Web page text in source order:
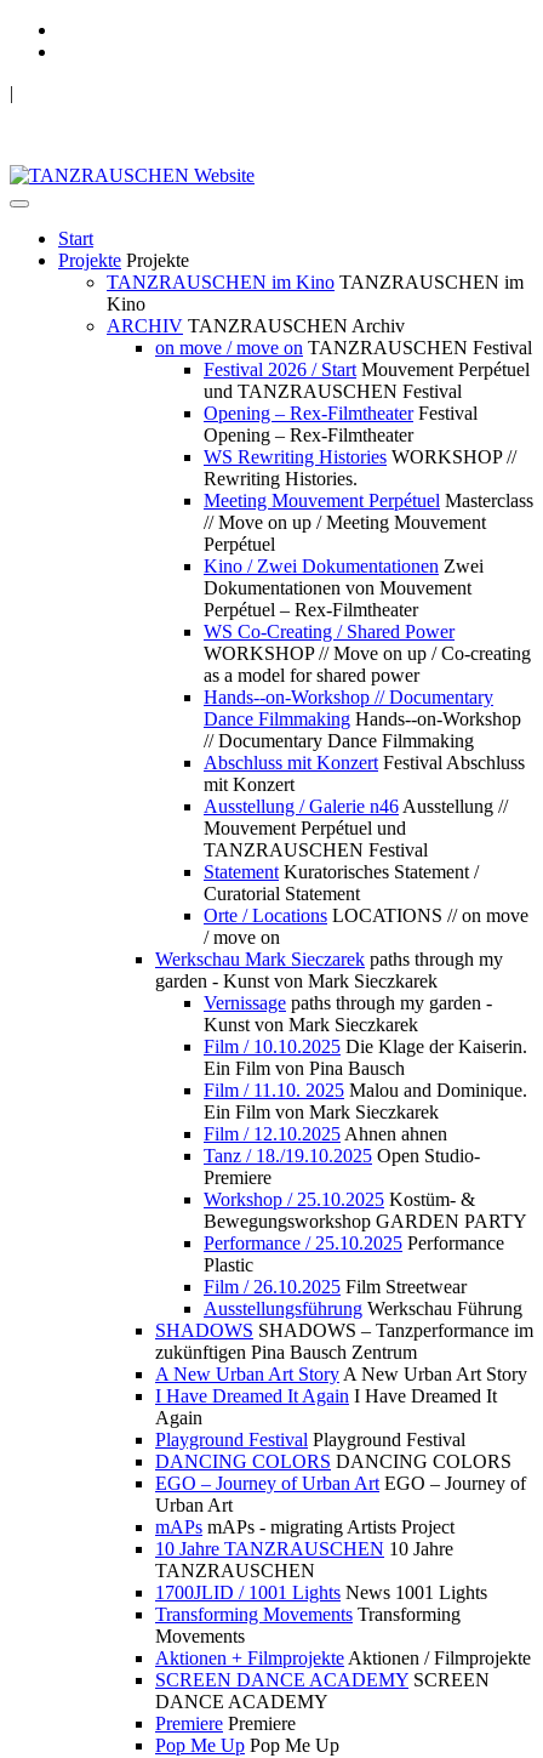
|
Start
Projekte Projekte
TANZRAUSCHEN im Kino TANZRAUSCHEN im
Kino
ARCHIV TANZRAUSCHEN Archiv
on move / move on TANZRAUSCHEN Festival
Festival 2026 / Start Mouvement Perpétuel
und TANZRAUSCHEN Festival
Opening – Rex-Filmtheater Festival
Opening – Rex-Filmtheater
WS Rewriting Histories WORKSHOP //
Rewriting Histories.
Meeting Mouvement Perpétuel Masterclass
// Move on up / Meeting Mouvement
Perpétuel
Kino / Zwei Dokumentationen Zwei
Dokumentationen von Mouvement
Perpétuel – Rex-Filmtheater
WS Co-Creating / Shared Power
WORKSHOP // Move on up / Co-creating
as a model for shared power
Hands--on-Workshop // Documentary
Dance Filmmaking Hands--on-Workshop
// Documentary Dance Filmmaking
Abschluss mit Konzert Festival Abschluss
mit Konzert
Ausstellung / Galerie n46 Ausstellung //
Mouvement Perpétuel und
TANZRAUSCHEN Festival
Statement Kuratorisches Statement /
Curatorial Statement
Orte / Locations LOCATIONS // on move
/ move on
Werkschau Mark Sieczarek paths through my
garden - Kunst von Mark Sieczkarek
Vernissage paths through my garden -
Kunst von Mark Sieczkarek
Film / 10.10.2025 Die Klage der Kaiserin.
Ein Film von Pina Bausch
Film / 11.10. 2025 Malou and Dominique.
Ein Film von Mark Sieczkarek
Film / 12.10.2025 Ahnen ahnen
Tanz / 18./19.10.2025 Open Studio-
Premiere
Workshop / 25.10.2025 Kostüm- &
Bewegungsworkshop GARDEN PARTY
Performance / 25.10.2025 Performance
Plastic
Film / 26.10.2025 Film Streetwear
Ausstellungsführung Werkschau Führung
SHADOWS SHADOWS – Tanzperformance im
zukünftigen Pina Bausch Zentrum
A New Urban Art Story A New Urban Art Story
I Have Dreamed It Again I Have Dreamed It
Again
Playground Festival Playground Festival
DANCING COLORS DANCING COLORS
EGO – Journey of Urban Art EGO – Journey of
Urban Art
mAPs mAPs - migrating Artists Project
10 Jahre TANZRAUSCHEN 10 Jahre
TANZRAUSCHEN
1700JLID / 1001 Lights News 1001 Lights
Transforming Movements Transforming
Movements
Aktionen + Filmprojekte Aktionen / Filmprojekte
SCREEN DANCE ACADEMY SCREEN
DANCE ACADEMY
Premiere Premiere
Pop Me Up Pop Me Up